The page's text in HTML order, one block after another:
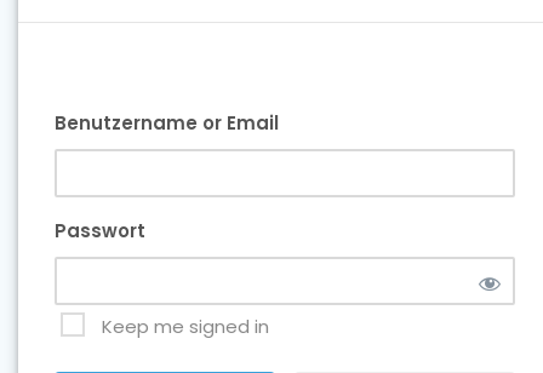
Benutzername or Email
Passwort
Keep me signed in